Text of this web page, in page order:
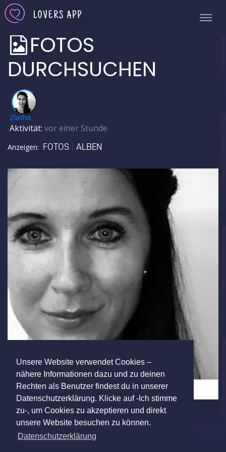
Unsere Website verwendet Cookies –
nähere Informationen dazu und zu deinen
Rechten als Benutzer findest du in unserer
Datenschutzerklärung. Klicke auf -Ich stimme
zu-, um Cookies zu akzeptieren und direkt
unsere Website besuchen zu können.
Datenschutzerklärung
FOTOS
DURCHSUCHEN
✅
Zlatha
Aktivität: vor einer Stunde
Anzeigen: FOTOS ALBEN
Fotos (5)